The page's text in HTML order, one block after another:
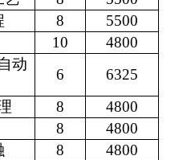
8
5500
10
4800
动
6 6325
8
4800
8
4800
8
4800